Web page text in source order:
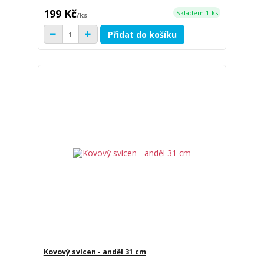
199 Kč/ks Skladem 1 ks
Přidat do košíku
Kovový svícen - anděl 31 cm